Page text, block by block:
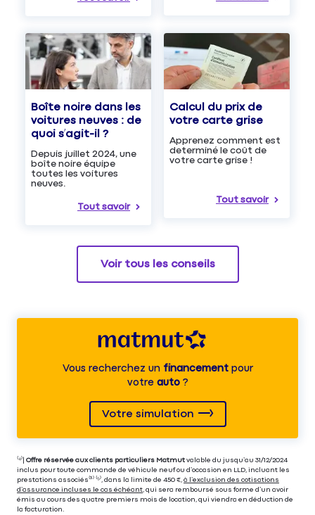
Boîte noire dans les
voitures neuves : de
quoi s’agit-il ?
Depuis juillet 2024, une
boîte noire équipe
toutes les voitures
neuves.
Tout savoir
Calcul du prix de
votre carte grise
Apprenez comment est
determiné le coût de
votre carte grise !
Tout savoir
Voir tous les conseils
Vous recherchez unfinancementpour
votre auto?
Votre simulation
⁽⁴⁾| Offre réservée aux clients particuliers Matmut valable du jusqu’au 31/12/2024
inclus pour toute commande de véhicule neuf ou d’occasion en LLD, incluant les
prestations associés⁽³⁾ ⁽⁵⁾, dans la limite de 450 €, à l’exclusion des cotisations
d’assurance incluses le cas échéant , qui sera remboursé sous forme d’un avoir
émis au cours des quatre premiers mois de location, qui viendra en déduction de
la facturation.